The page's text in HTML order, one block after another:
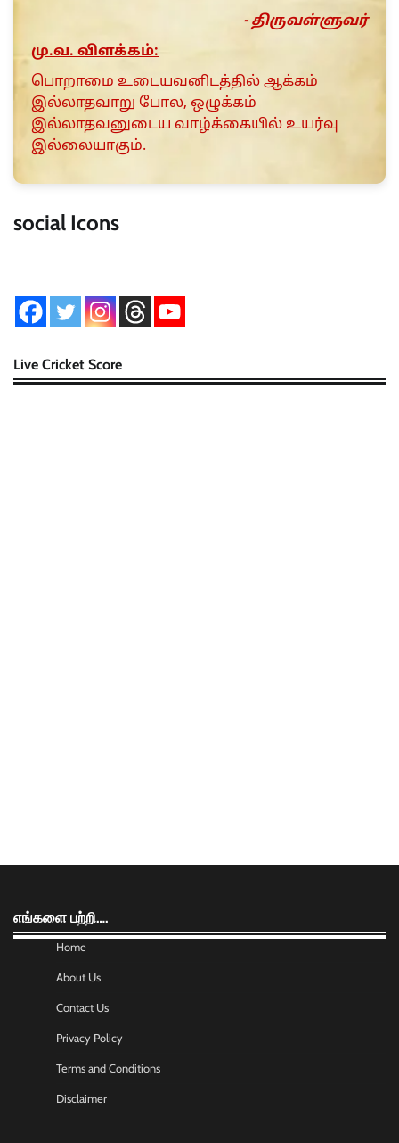
- திருவள்ளுவர்
மு.வ. விளக்கம்:
பொறாமை உடையவனிடத்தில் ஆக்கம்
இல்லாதவாறு போல, ஒழுக்கம்
இல்லாதவனுடைய வாழ்க்கையில் உயர்வு
இல்லையாகும்.
social Icons
Live Cricket Score
எங்களை பற்றி….
Home
About Us
Contact Us
Privacy Policy
Terms and Conditions
Disclaimer